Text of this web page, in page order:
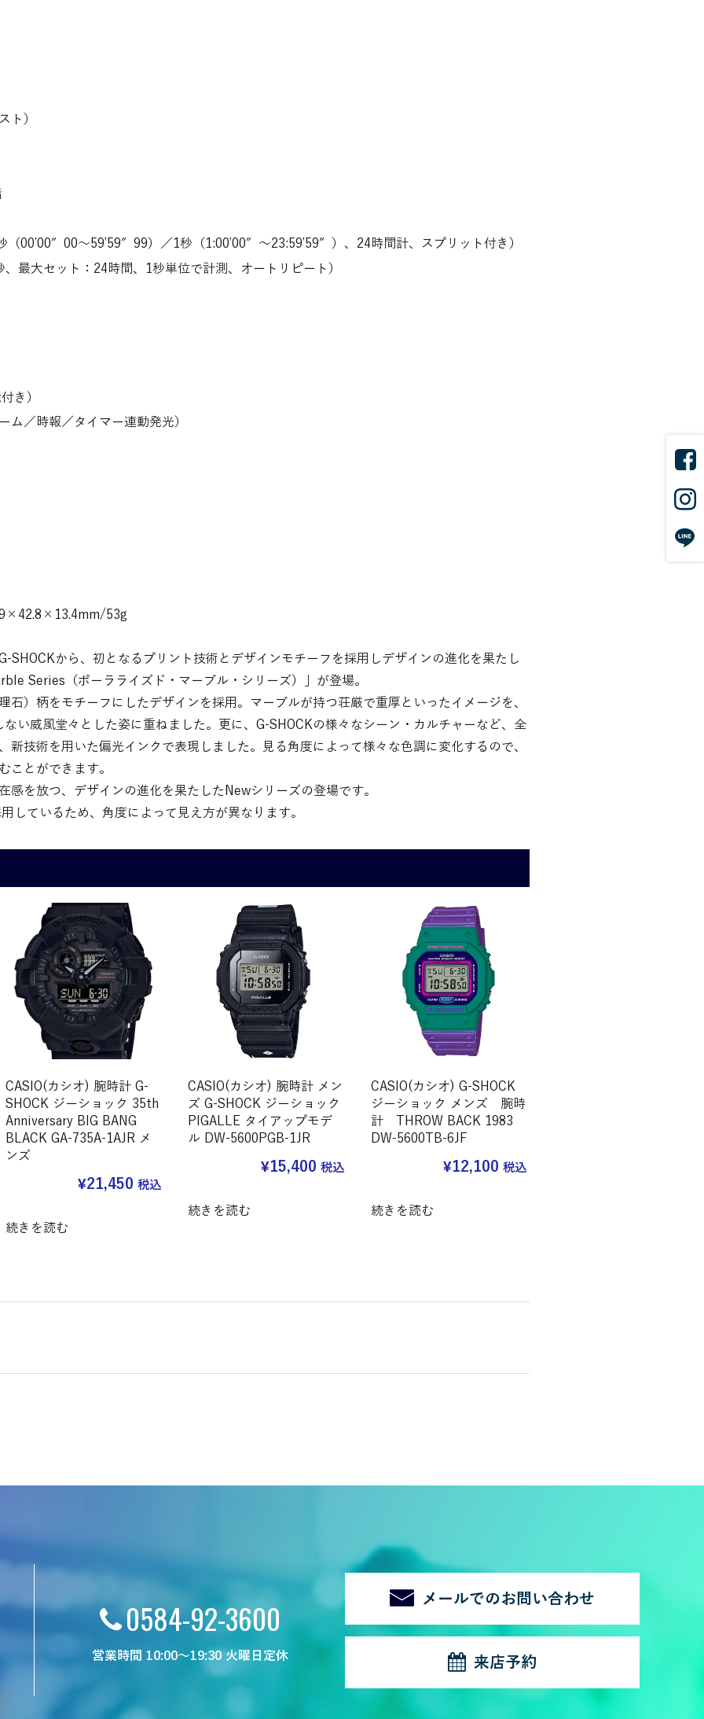
ト）
00’00″00～59’59″99）／1秒（1:00’00″～23:59’59″）、24時間計、スプリット付き）
最大セット：24時間、1秒単位で計測、オートリピート）
き）
ム／時報／タイマー連動発光）
53g
SHOCKから、初となるプリント技術とデザインモチーフを採用しデザインの進化を果たし
Series（ポーラライズド・マーブル・シリーズ）」が登場。
石）柄をモチーフにしたデザインを採用。マーブルが持つ荘厳で重厚といったイメージを、
い威風堂々とした姿に重ねました。更に、G-SHOCKの様々なシーン・カルチャーなど、全
新技術を用いた偏光インクで表現しました。見る角度によって様々な色調に変化するので、
ことができます。
感を放つ、デザインの進化を果たしたNewシリーズの登場です。
しているため、角度によって見え方が異なります。
CASIO(カシオ) 腕時計 G-
SHOCK ジーショック 35th
Anniversary BIG BANG
BLACK GA-735A-1AJR メ
ンズ
¥21,450 税込
続きを読む
CASIO(カシオ) 腕時計 メン
ズ G-SHOCK ジーショック
PIGALLE タイアップモデ
ル DW-5600PGB-1JR
¥15,400 税込
続きを読む
CASIO(カシオ) G-SHOCK
ジーショック メンズ 腕時
計 THROW BACK 1983
DW-5600TB-6JF
¥12,100 税込
続きを読む
0584-92-3600
営業時間 10:00～19:30 火曜日定休
メールでのお問い合わせ
来店予約